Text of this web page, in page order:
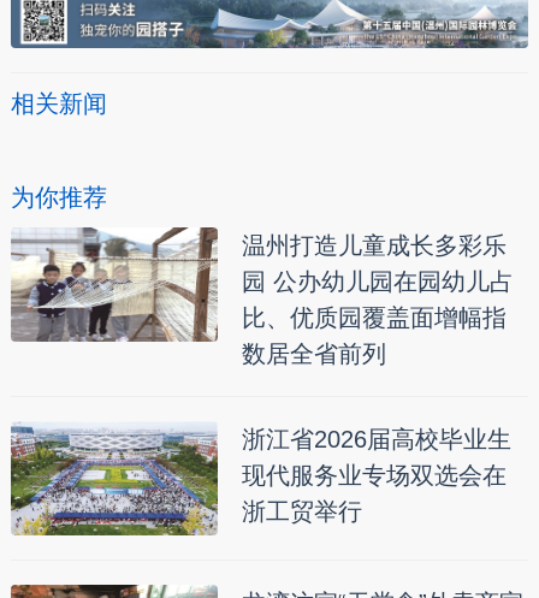
相关新闻
为你推荐
温州打造儿童成长多彩乐
园 公办幼儿园在园幼儿占
比、优质园覆盖面增幅指
数居全省前列
浙江省2026届高校毕业生
现代服务业专场双选会在
浙工贸举行